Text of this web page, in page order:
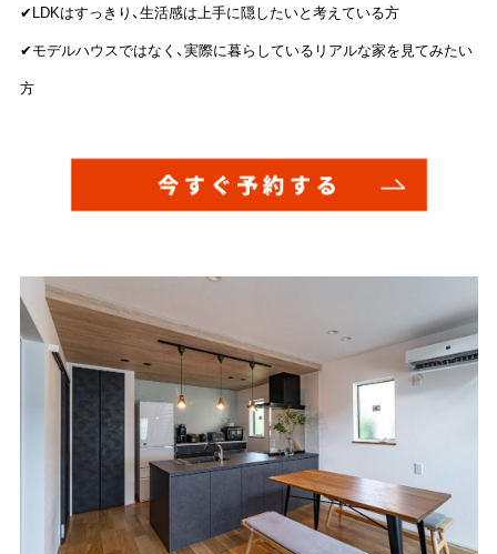
✔LDKはすっきり、生活感は上手に隠したいと考えている方
✔モデルハウスではなく、実際に暮らしているリアルな家を見てみたい
方